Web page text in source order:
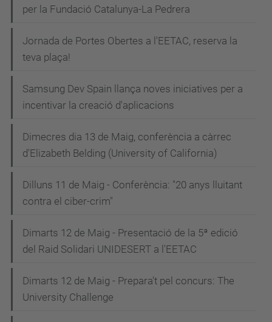
per la Fundació Catalunya-La Pedrera
Jornada de Portes Obertes a l'EETAC, reserva la
teva plaça!
Samsung Dev Spain llança noves iniciatives per a
incentivar la creació d'aplicacions
Dimecres dia 13 de Maig, conferència a càrrec
d'Elizabeth Belding (University of California)
Dilluns 11 de Maig - Conferència: "20 anys lluitant
contra el ciber-crim"
Dimarts 12 de Maig - Presentació de la 5ª edició
del Raid Solidari UNIDESERT a l'EETAC
Dimarts 12 de Maig - Prepara't pel concurs: The
University Challenge